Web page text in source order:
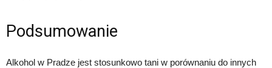
Podsumowanie
Alkohol w Pradze jest stosunkowo tani w porównaniu do innych